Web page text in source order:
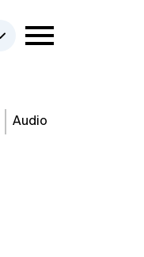
Audio